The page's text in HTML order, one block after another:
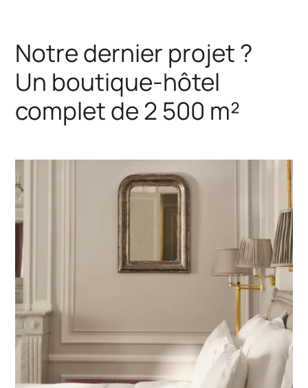
Notre dernier projet ?
Un boutique-hôtel
complet de 2 500 m²